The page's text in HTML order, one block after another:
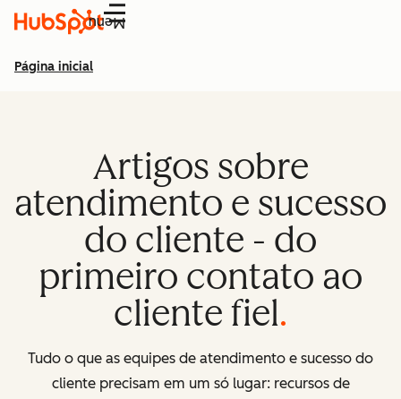
Menu
Página inicial
Artigos sobre
atendimento e sucesso
do cliente - do
primeiro contato ao
cliente fiel
Tudo o que as equipes de atendimento e sucesso do
cliente precisam em um só lugar: recursos de